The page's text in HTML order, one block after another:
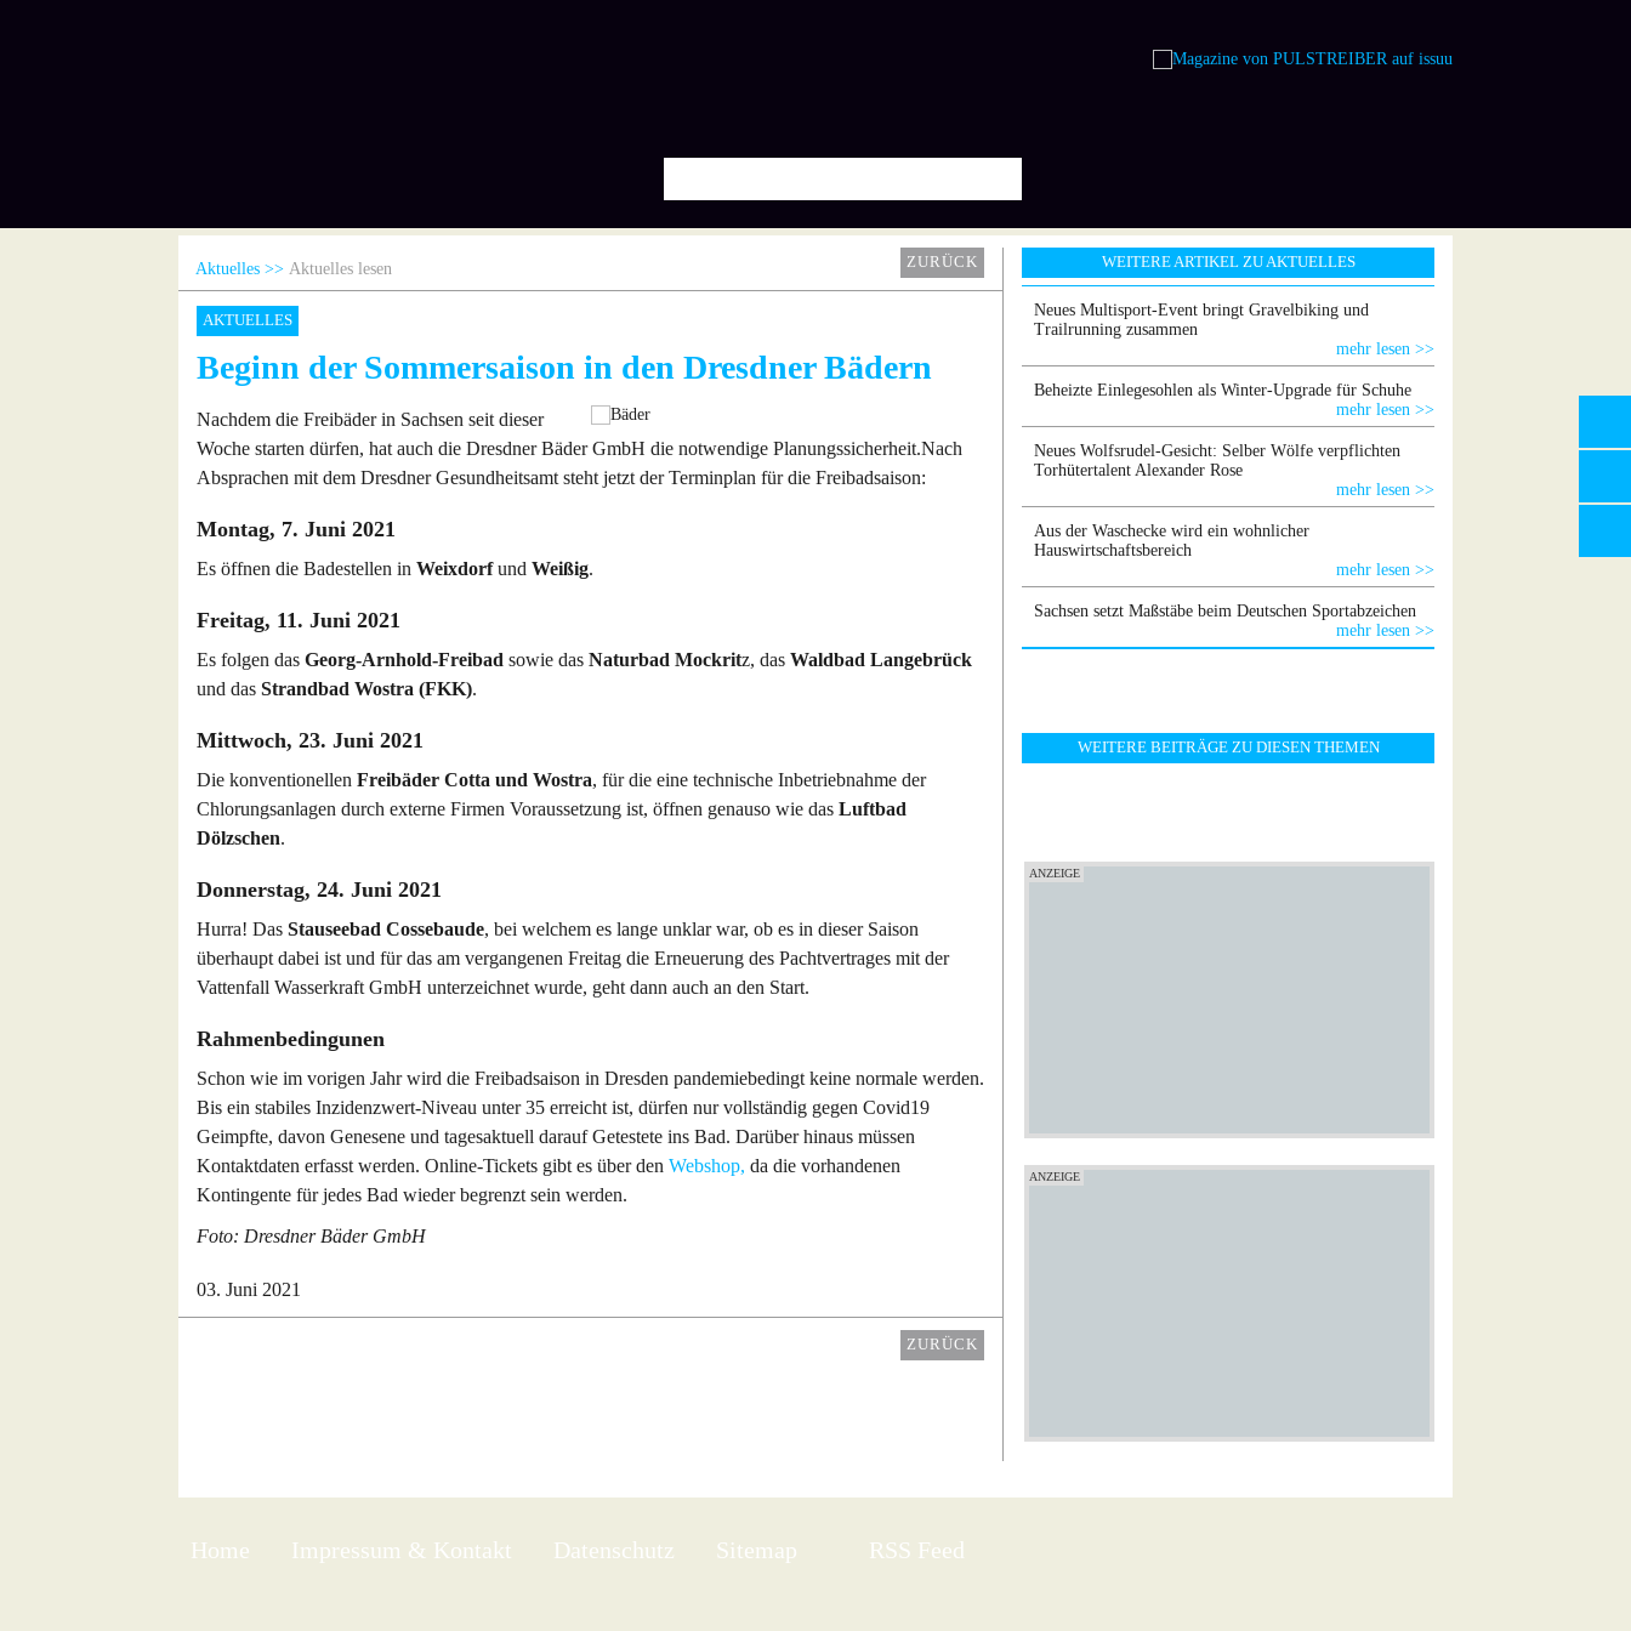
ZURÜCK
Aktuelles Aktuelles lesen
AKTUELLES
Beginn der Sommersaison in den Dresdner Bädern
Nachdem die Freibäder in Sachsen seit dieser
Woche starten dürfen, hat auch die Dresdner Bäder GmbH die notwendige Planungssicherheit.Nach
Absprachen mit dem Dresdner Gesundheitsamt steht jetzt der Terminplan für die Freibadsaison:
Montag, 7. Juni 2021
Es öffnen die Badestellen in Weixdorfund Weißig.
Freitag, 11. Juni 2021
Es folgen das Georg-Arnhold-Freibad sowie das Naturbad Mockritz, das Waldbad Langebrück
und das Strandbad Wostra (FKK).
Mittwoch, 23. Juni 2021
Die konventionellen Freibäder Cotta und Wostra, für die eine technische Inbetriebnahme der
Chlorungsanlagen durch externe Firmen Voraussetzung ist, öffnen genauso wie das Luftbad
Dölzschen.
Donnerstag, 24. Juni 2021
Hurra! Das Stauseebad Cossebaude, bei welchem es lange unklar war, ob es in dieser Saison
überhaupt dabei ist und für das am vergangenen Freitag die Erneuerung des Pachtvertrages mit der
Vattenfall Wasserkraft GmbH unterzeichnet wurde, geht dann auch an den Start.
Rahmenbedingunen
Schon wie im vorigen Jahr wird die Freibadsaison in Dresden pandemiebedingt keine normale werden.
Bis ein stabiles Inzidenzwert-Niveau unter 35 erreicht ist, dürfen nur vollständig gegen Covid19
Geimpfte, davon Genesene und tagesaktuell darauf Getestete ins Bad. Darüber hinaus müssen
Kontaktdaten erfasst werden. Online-Tickets gibt es über den Webshop, da die vorhandenen
Kontingente für jedes Bad wieder begrenzt sein werden.
Foto: Dresdner Bäder GmbH
03. Juni 2021
WEITERE BEITRÄGE ZU DIESEN THEMEN
ZURÜCK
WEITERE ARTIKEL ZU AKTUELLES
Neues Multisport-Event bringt Gravelbiking und
Trailrunning zusammen
mehr lesen >>
Beheizte Einlegesohlen als Winter-Upgrade für Schuhe
mehr lesen >>
Neues Wolfsrudel-Gesicht: Selber Wölfe verpflichten
Torhütertalent Alexander Rose
mehr lesen >>
Aus der Waschecke wird ein wohnlicher
Hauswirtschaftsbereich
mehr lesen >>
Sachsen setzt Maßstäbe beim Deutschen Sportabzeichen
mehr lesen >>
Home Impressum & Kontakt Datenschutz Sitemap RSS Feed